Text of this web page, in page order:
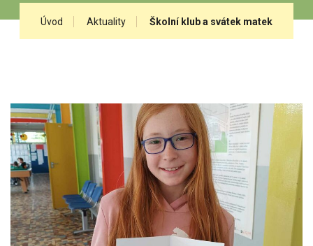
Úvod Aktuality Školní klub a svátek matek